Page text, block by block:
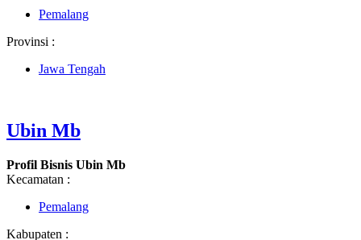
Pemalang
Provinsi :
Jawa Tengah
Ubin Mb
Profil Bisnis Ubin Mb
Kecamatan :
Pemalang
Kabupaten :